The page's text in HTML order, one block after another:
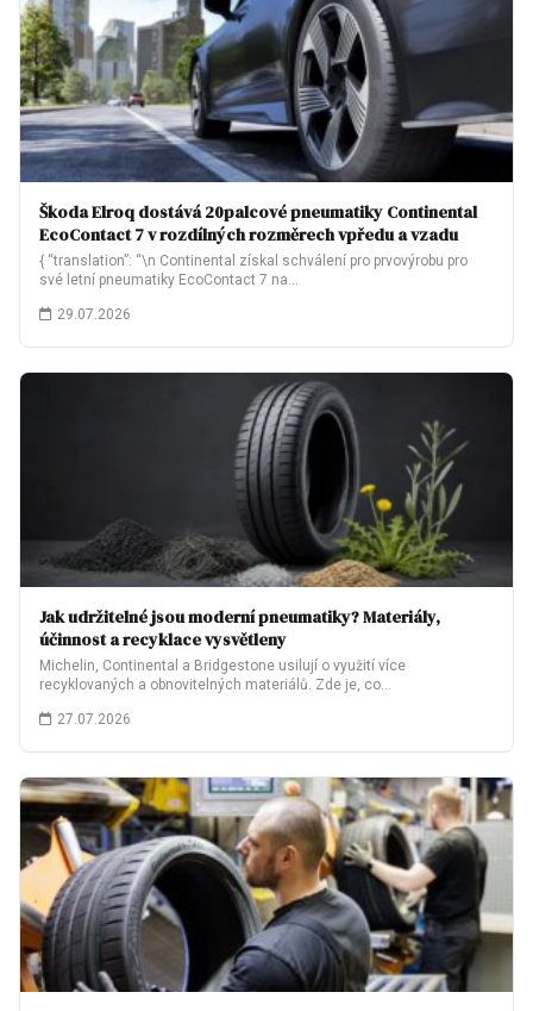
Škoda Elroq dostává 20palcové pneumatiky Continental
EcoContact 7 v rozdílných rozměrech vpředu a vzadu
{ “translation”: “\n Continental získal schválení pro prvovýrobu pro
své letní pneumatiky EcoContact 7 na…
29.07.2026
Jak udržitelné jsou moderní pneumatiky? Materiály,
účinnost a recyklace vysvětleny
Michelin, Continental a Bridgestone usilují o využití více
recyklovaných a obnovitelných materiálů. Zde je, co…
27.07.2026